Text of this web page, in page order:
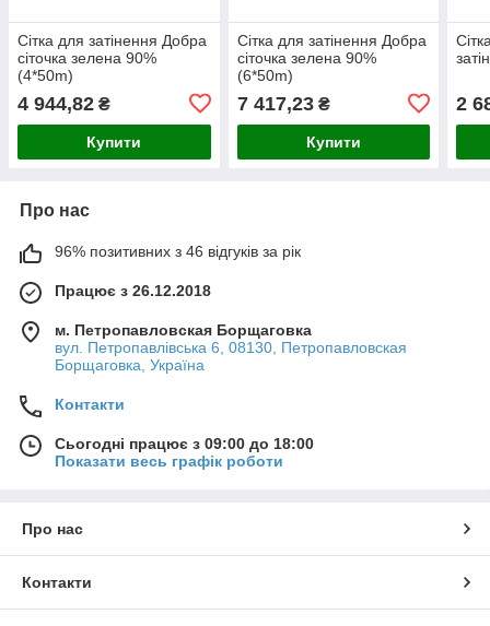
Cітка для затінення Добра
сіточка зелена 90%
(4*50m)
4 944,82 ₴
Купити
Cітка для затінення Добра
сіточка зелена 90%
(6*50m)
7 417,23₴
Купити
2
Про нас
96% позитивних з 46 відгуків за рік
Працює з 26.12.2018
м. Петропавловская Борщаговка
вул. Петропавлівська 6, 08130, Петропавловская
Борщаговка, Україна
Контакти
Сьогодні працює з 09:00 до 18:00
Показати весь графік роботи
Про нас
Контакти